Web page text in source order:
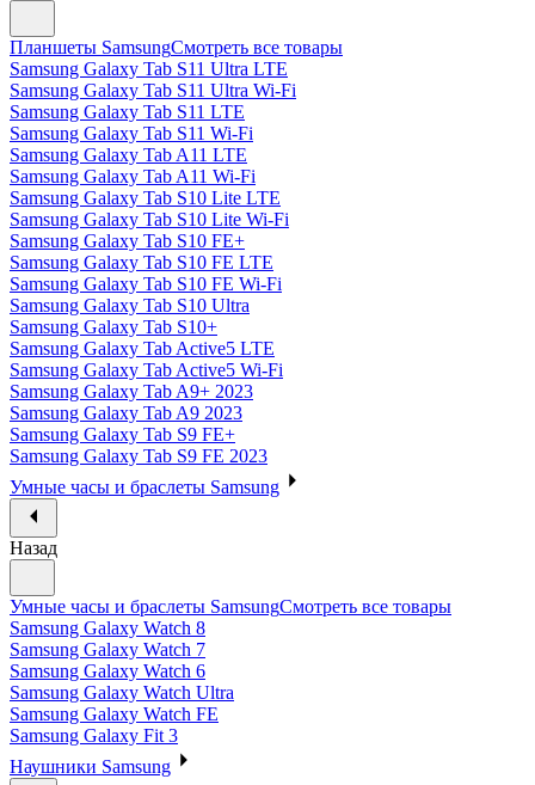
Планшеты SamsungСмотреть все товары
Samsung Galaxy Tab S11 Ultra LTE
Samsung Galaxy Tab S11 Ultra Wi-Fi
Samsung Galaxy Tab S11 LTE
Samsung Galaxy Tab S11 Wi-Fi
Samsung Galaxy Tab A11 LTE
Samsung Galaxy Tab A11 Wi-Fi
Samsung Galaxy Tab S10 Lite LTE
Samsung Galaxy Tab S10 Lite Wi-Fi
Samsung Galaxy Tab S10 FE+
Samsung Galaxy Tab S10 FE LTE
Samsung Galaxy Tab S10 FE Wi-Fi
Samsung Galaxy Tab S10 Ultra
Samsung Galaxy Tab S10+
Samsung Galaxy Tab Active5 LTE
Samsung Galaxy Tab Active5 Wi-Fi
Samsung Galaxy Tab A9+ 2023
Samsung Galaxy Tab A9 2023
Samsung Galaxy Tab S9 FE+
Samsung Galaxy Tab S9 FE 2023
Умные часы и браслеты Samsung
Назад
Умные часы и браслеты SamsungСмотреть все товары
Samsung Galaxy Watch 8
Samsung Galaxy Watch 7
Samsung Galaxy Watch 6
Samsung Galaxy Watch Ultra
Samsung Galaxy Watch FE
Samsung Galaxy Fit 3
Наушники Samsung